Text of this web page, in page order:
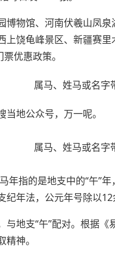
博物馆、河南伏羲山凤
上饶龟峰景区、新疆赛
优惠政策。
地公众号，万一呢。
年指的是地支中的“午”
纪年法，公元年号除以
地支“午”配对。根据
神。